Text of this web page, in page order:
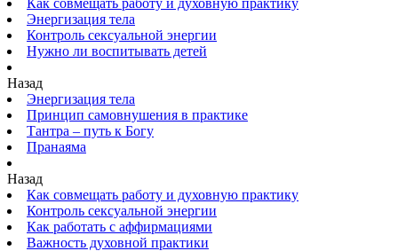
Как совмещать работу и духовную практику
Энергизация тела
Контроль сексуальной энергии
Нужно ли воспитывать детей
Назад
Энергизация тела
Принцип самовнушения в практике
Тантра – путь к Богу
Пранаяма
Назад
Как совмещать работу и духовную практику
Контроль сексуальной энергии
Как работать с аффирмациями
Важность духовной практики